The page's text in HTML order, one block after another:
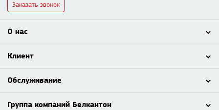
Заказать звонок
О нас
Клиент
Обслуживание
Группа компаний Белкантон